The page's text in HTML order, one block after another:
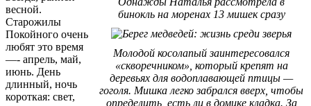
бинокль на моренах 13 мишек сразу
Молодой косолапый заинтересовался
«скворечником», который крепят на
деревьях для водоплавающей птицы —
гоголя. Мишка легко забрался вверх, чтобы
определить, есть ли в домике кладка. За
весной.
Старожилы
Покойного очень
любят это время
—- апрель, май,
июнь. День
длинный, ночь
короткая: свет,